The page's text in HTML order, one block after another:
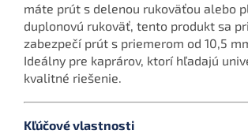
máte prút s delenou rukoväťou alebo
duplonovú rukoväť, tento produkt sa
zabezpečí prút s priemerom od 10,5
Ideálny pre kaprárov, ktorí hľadajú
kvalitné riešenie.
Kľúčové vlastnosti